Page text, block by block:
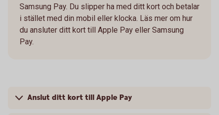
Samsung Pay. Du slipper ha med ditt kort och betalar
i stället med din mobil eller klocka. Läs mer om hur
du ansluter ditt kort till Apple Pay eller Samsung
Pay.
Anslut ditt kort till Apple Pay